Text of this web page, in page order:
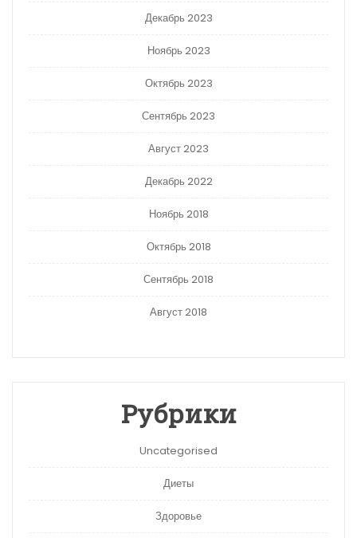
Декабрь 2023
Ноябрь 2023
Октябрь 2023
Сентябрь 2023
Август 2023
Декабрь 2022
Ноябрь 2018
Октябрь 2018
Сентябрь 2018
Август 2018
Рубрики
Uncategorised
Диеты
Здоровье